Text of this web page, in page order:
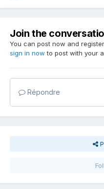
Join the
You can post now and
sign in now to post with your
Répondre